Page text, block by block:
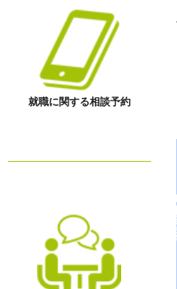
就職に関する相談予約